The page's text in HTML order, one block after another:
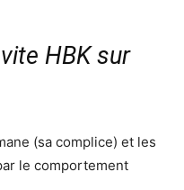
HBK sur
(sa complice) et les
le comportement